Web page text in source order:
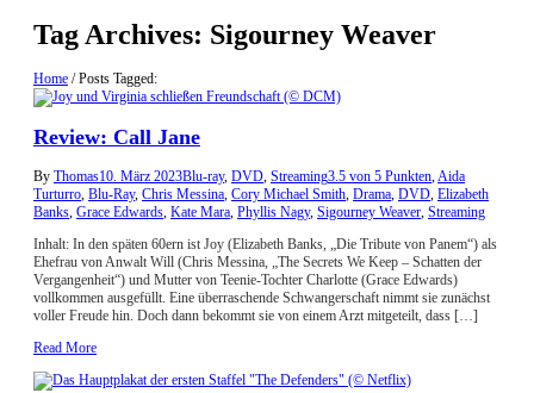
Tag Archives: Sigourney Weaver
Home /Posts Tagged:
Review: Call Jane
By Thomas10. März 2023Blu-ray, DVD, Streaming3.5 von 5 Punkten,Aida
Turturro, Blu-Ray, Chris Messina, Cory Michael Smith, Drama, DVD, Elizabeth
Banks, Grace Edwards, Kate Mara, Phyllis Nagy, Sigourney Weaver, Streaming
Inhalt: In den späten 60ern ist Joy (Elizabeth Banks, „Die Tribute von Panem“) als
Ehefrau von Anwalt Will (Chris Messina, „The Secrets We Keep – Schatten der
Vergangenheit“) und Mutter von Teenie-Tochter Charlotte (Grace Edwards)
vollkommen ausgefüllt. Eine überraschende Schwangerschaft nimmt sie zunächst
voller Freude hin. Doch dann bekommt sie von einem Arzt mitgeteilt, dass […]
Read More